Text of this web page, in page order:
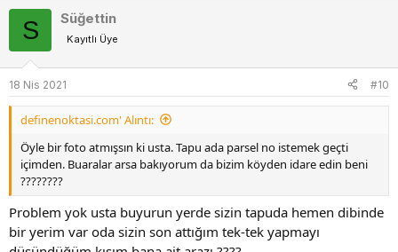
p
l
e
r
:
S Süğettin
Kayıtlı Üye
18 Nis 2021 #10
definenoktasi.com' Alıntı:
Öyle bir foto atmışsın ki usta. Tapu ada parsel no istemek geçti
içimden. Buaralar arsa bakıyorum da bizim köyden idare edin beni
????????
Problem yok usta buyurun yerde sizin tapuda hemen dibinde
bir yerim var oda sizin son attığım tek-tek yapmayı